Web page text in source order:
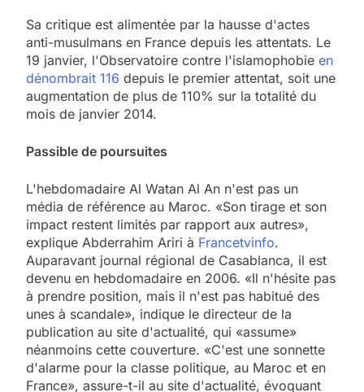
Sa critique est alimentée par la hausse d'actes
anti-musulmans en France depuis les attentats. Le
19 janvier, l'Observatoire contre l'islamophobie en
dénombrait 116 depuis le premier attentat, soit une
augmentation de plus de 110% sur la totalité du
mois de janvier 2014.
Passible de poursuites
L'hebdomadaire Al Watan Al An n'est pas un
média de référence au Maroc. «Son tirage et son
impact restent limités par rapport aux autres»,
explique Abderrahim Ariri à Francetvinfo.
Auparavant journal régional de Casablanca, il est
devenu en hebdomadaire en 2006. «Il n'hésite pas
à prendre position, mais il n'est pas habitué des
unes à scandale», indique le directeur de la
publication au site d'actualité, qui «assume»
néanmoins cette couverture. «C'est une sonnette
d'alarme pour la classe politique, au Maroc et en
France», assure-t-il au site d'actualité, évoquant